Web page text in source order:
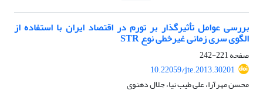
بررسی عوامل تأثیر‌گذار بر تورم در اقتصاد ایران با استفاده از
الگوی سری زمانی غیرخطی نوع STR
صفحه221-242
10.22059/jte.2013.30201
محسن مهرآرا، علی طیب نیا، جلال دهنوی